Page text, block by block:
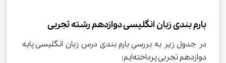
بارم بندی زبان انگلیسی دوازدهم رشته تجربی
در جدول زیر به بررسی بارم بندی درس زبان انگلیسی پایه
دوازدهم تجربی پرداخته‌ایم: